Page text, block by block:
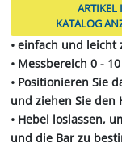
ARTIKEL
KATALOG
• einfach und leicht
• Messbereich 0 -
• Positionieren Sie
und ziehen Sie den
• Hebel loslassen,
und die Bar zu